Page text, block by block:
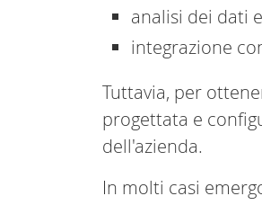
analisi dei dati
integrazione
Tuttavia, per
progettata e
dell'azienda.
In molti casi